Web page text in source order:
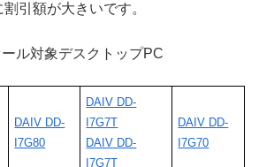
引額が大きいです。
ル対象デスクトップPC
DAIV DD-
I7G80
DAIV DD-
I7G7T
DAIV DD-
I7G7T
DAIV DD-
I7G70